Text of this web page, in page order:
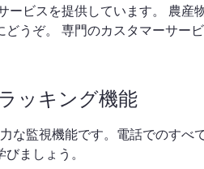
ービスを提供しています。 農産
うぞ。 専門のカスタマーサー
ッキング機能
な監視機能です。電話でのすべ
ましょう。